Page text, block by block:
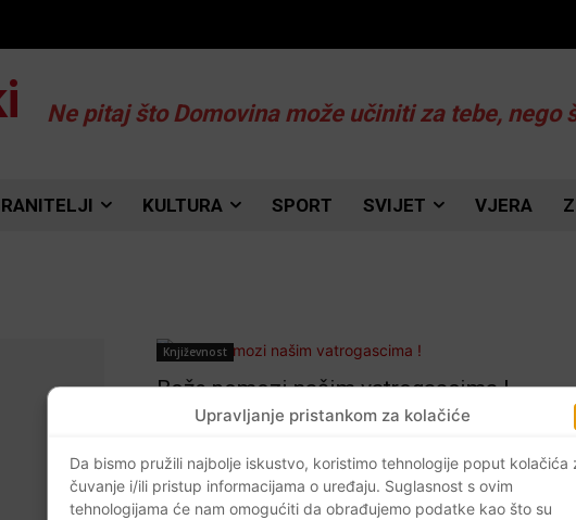
Upravljanje pristankom za kolačiće
Da bismo pružili najbolje iskustvo, koristimo tehnologije poput kolačića
čuvanje i/ili pristup informacijama o uređaju. Suglasnost s ovim
tehnologijama će nam omogućiti da obrađujemo podatke kao što su
Ne pitaj što Domovina može učiniti za tebe, nego
KULTURA SPORT SVIJET VJERA
Književnost
Bože pomozi našim vatrogascima !
Braniteljski portal - 22.08.2017